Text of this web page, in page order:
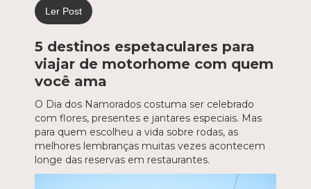
Ler Post
5 destinos espetaculares para
viajar de motorhome com quem
você ama
O Dia dos Namorados costuma ser celebrado
com flores, presentes e jantares especiais. Mas
para quem escolheu a vida sobre rodas, as
melhores lembranças muitas vezes acontecem
longe das reservas em restaurantes.